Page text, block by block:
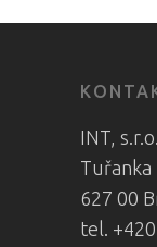
INT, s.r.o.
Tuřanka
627 00
tel.